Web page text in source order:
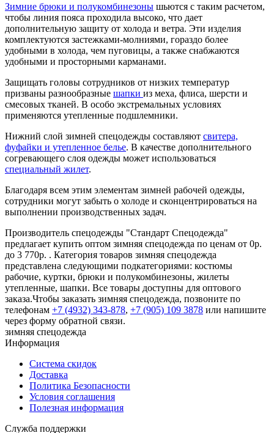
Зимние брюки и полукомбинезоны шьются с таким расчетом,
чтобы линия пояса проходила высоко, что дает
дополнительную защиту от холода и ветра. Эти изделия
комплектуются застежками-молниями, гораздо более
удобными в холода, чем пуговицы, а также снабжаются
удобными и просторными карманами.
Защищать головы сотрудников от низких температур
призваны разнообразные шапки из меха, флиса, шерсти и
смесовых тканей. В особо экстремальных условиях
применяются утепленные подшлемники.
Нижний слой зимней спецодежды составляют свитера,
фуфайки и утепленное белье. В качестве дополнительного
согревающего слоя одежды может использоваться
специальный жилет.
Благодаря всем этим элементам зимней рабочей одежды,
сотрудники могут забыть о холоде и сконцентрироваться на
выполнении производственных задач.
Производитель спецодежды "Стандарт Спецодежда"
предлагает купить оптом зимняя спецодежда по ценам от 0р.
до 3 770р. . Категория товаров зимняя спецодежда
представлена следующими подкатегориями: костюмы
рабочие, куртки, брюки и полукомбинезоны, жилеты
утепленные, шапки. Все товары доступны для оптового
заказа.Чтобы заказать зимняя спецодежда, позвоните по
телефонам +7 (4932) 343-878, +7 (905) 109 3878 или напишите
через форму обратной связи.
зимняя спецодежда
Информация
Система скидок
Доставка
Политика Безопасности
Условия соглашения
Полезная информация
Служба поддержки